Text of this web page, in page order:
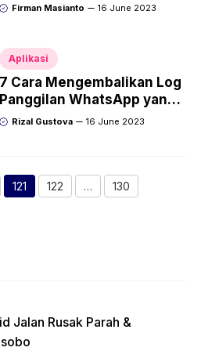
Firman Masianto 16 June 2023
Aplikasi
7 Cara Mengembalikan Log
Panggilan WhatsApp yang
Terhapus!
Rizal Gustova 16 June 2023
Page
121 Page
122 … Page
130
Jalan Rusak Parah &